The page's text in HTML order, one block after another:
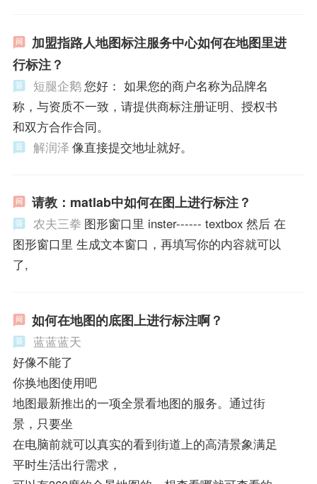
加盟指路人地图标注服务中心如何在地图里进
行标注？
短腿企鹅您好： 如果您的商户名称为品牌名
称，与资质不一致，请提供商标注册证明、授权书
和双方合作合同。
解润泽 像直接提交地址就好。
请教：matlab中如何在图上进行标注？
农夫三拳 图形窗口里 inster------ textbox 然后 在
图形窗口里 生成文本窗口，再填写你的内容就可以
了,
如何在地图的底图上进行标注啊？
蓝蓝蓝天
好像不能了
你换地图使用吧
地图最新推出的一项全景看地图的服务。通过街
景，只要坐
在电脑前就可以真实的看到街道上的高清景象满足
平时生活出行需求，